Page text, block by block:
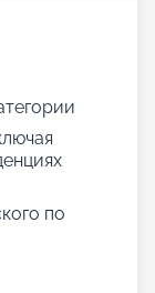
по